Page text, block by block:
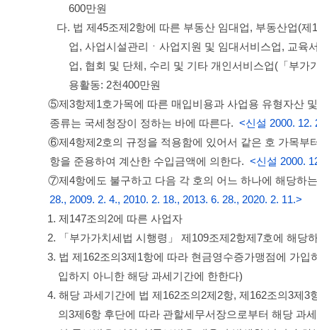
600만원
다. 법 제45조제2항에 따른 부동산 임대업, 부동산업(
업, 사업시설관리ㆍ사업지원 및 임대서비스업, 교육
업, 협회 및 단체, 수리 및 기타 개인서비스업(「부
용활동: 2천400만원
⑤제3항제1호가목에 따른 매입비용과 사업용 유형자산
종류는 국세청장이 정하는 바에 따른다. <신설 2000. 12.
⑥제4항제2호의 규정을 적용함에 있어서 같은 호 가목부
항을 준용하여 계산한 수입금액에 의한다. <신설 2000.
⑦제4항에도 불구하고 다음 각 호의 어느 하나에 해당하
28., 2009. 2. 4., 2010. 2. 18., 2013. 6. 28., 2020. 2. 11.>
1. 제147조의2에 따른 사업자
2. 「부가가치세법 시행령」 제109조제2항제7호에 해당
3. 법 제162조의3제1항에 따라 현금영수증가맹점에 가
입하지 아니한 해당 과세기간에 한한다)
4. 해당 과세기간에 법 제162조의2제2항, 제162조의3제
의3제6항 후단에 따라 관할세무서장으로부터 해당 과